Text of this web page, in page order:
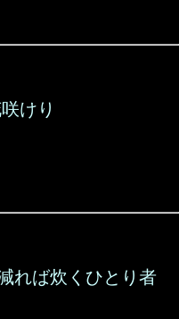
けり
れば炊くひとり者